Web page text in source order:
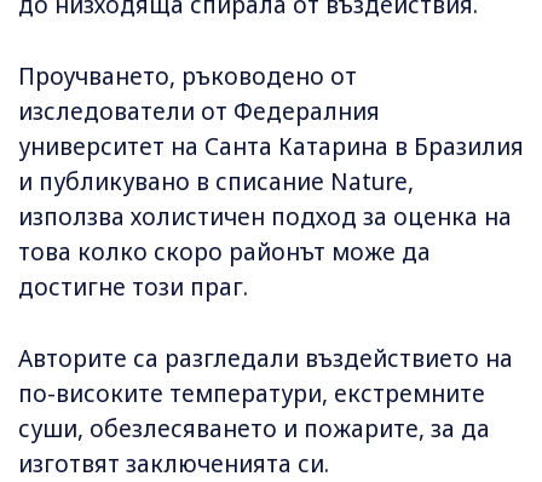
Проучването, ръководено от
изследователи от Федералния
университет на Санта Катарина в Бразилия
и публикувано в списание Nature,
използва холистичен подход за оценка на
това колко скоро районът може да
достигне този праг.
Авторите са разгледали въздействието на
по-високите температури, екстремните
суши, обезлесяването и пожарите, за да
изготвят заключенията си.